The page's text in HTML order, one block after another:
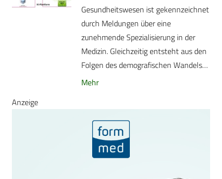
Gesundheitswesen ist gekennzeichnet
durch Meldungen über eine
zunehmende Spezialisierung in der
Medizin. Gleichzeitig entsteht aus den
Folgen des demografischen Wandels…
Mehr
Anzeige